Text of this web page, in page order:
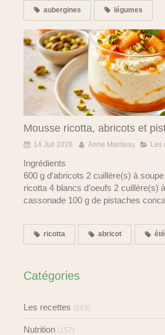
aubergines légumes
Mousse ricotta, abricots et
14 Juil 2026 Anne Manteau Les
Ingrédients
600 g d'abricots 2 cuillère(s) à
ricotta 4 blancs d'oeufs 2 cuillère(s)
cassonade 100 g de pistaches
ricotta abricot été
Catégories
Les recettes (283)
Nutrition (157)